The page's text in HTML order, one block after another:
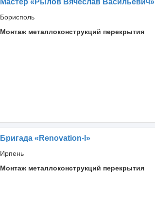
Мастер «Рылов Вячеслав Васильевич»
Борисполь
Монтаж металлоконструкций перекрытия
Бригада «Renovation-I»
Ирпень
Монтаж металлоконструкций перекрытия